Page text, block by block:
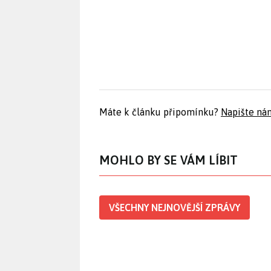
Máte k článku připomínku? Napište
MOHLO BY SE VÁM LÍBIT
VŠECHNY NEJNOVĚJŠÍ ZPRÁVY